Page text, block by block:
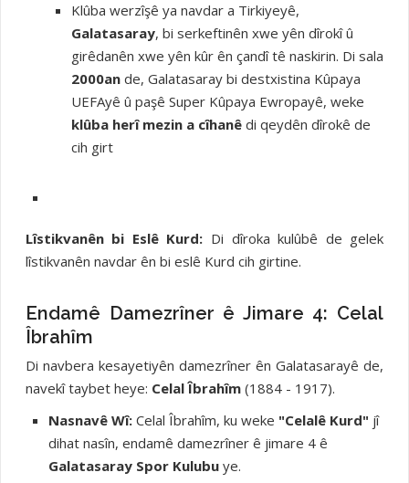
Klûba werzîşê ya navdar a Tirkiyeyê,
Galatasaray, bi serkeftinên xwe yên dîrokî û
girêdanên xwe yên kûr ên çandî tê naskirin. Di sala
2000ande, Galatasaray bi destxistina Kûpaya
UEFAyê û paşê Super Kûpaya Ewropayê, weke
klûba herî mezin a cîhanêdi qeydên dîrokê de
cih girt
Lîstikvanên bi Eslê Kurd: Di dîroka kulûbê de gelek
lîstikvanên navdar ên bi eslê Kurd cih girtine.
Endamê Damezrîner ê Jimare 4: Celal
Îbrahîm
Di navbera kesayetiyên damezrîner ên Galatasarayê de,
navekî taybet heye: Celal Îbrahîm(1884 - 1917).
Nasnavê Wî:Celal Îbrahîm, ku weke "Celalê Kurd" jî
dihat nasîn, endamê damezrîner ê jimare 4 ê
Galatasaray Spor Kulubuye.